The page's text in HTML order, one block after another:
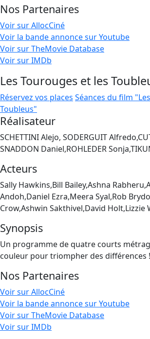
Nos Partenaires
Voir sur AllocCiné
Voir la bande annonce sur Youtube
Voir sur TheMovie Database
Voir sur IMDb
Les Tourouges et les
Réservez vos places Séances du film
Toubleus"
Réalisateur
SCHETTINI Alejo, SODERGUIT
SNADDON Daniel,ROHLEDER
Acteurs
Sally Hawkins,Bill Bailey,Ashna
Andoh,Daniel Ezra,Meera Syal,Rob
Crow,Ashwin Sakthivel,David Holt,Lizzie
Synopsis
Un programme de quatre courts
couleur pour triompher des différences !
Nos Partenaires
Voir sur AllocCiné
Voir la bande annonce sur Youtube
Voir sur TheMovie Database
Voir sur IMDb